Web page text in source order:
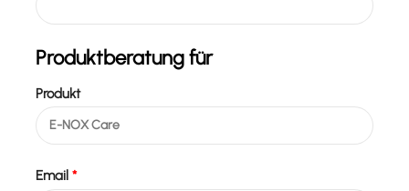
Produktberatung für
Produkt
Email *